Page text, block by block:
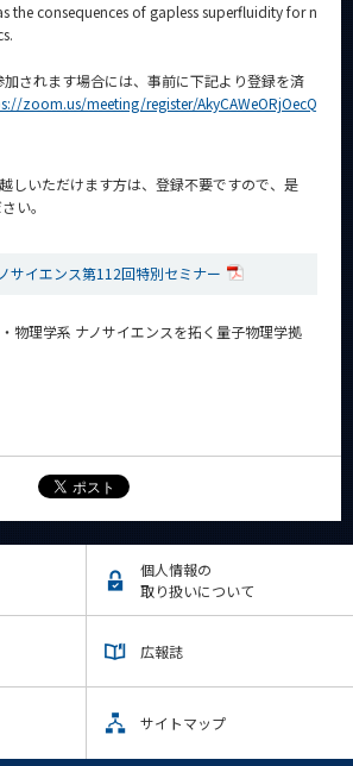
the consequences of gapless superfluidity for n
されます場合には、事前に下記より登録を済
zoom.us/meeting/register/AkyCAWeORjOecQ
しいただけます方は、登録不要ですので、是
い。
サイエンス第112回特別セミナー
物理学系 ナノサイエンスを拓く量子物理学拠
個人情報の
取り扱いについて
広報誌
サイトマップ